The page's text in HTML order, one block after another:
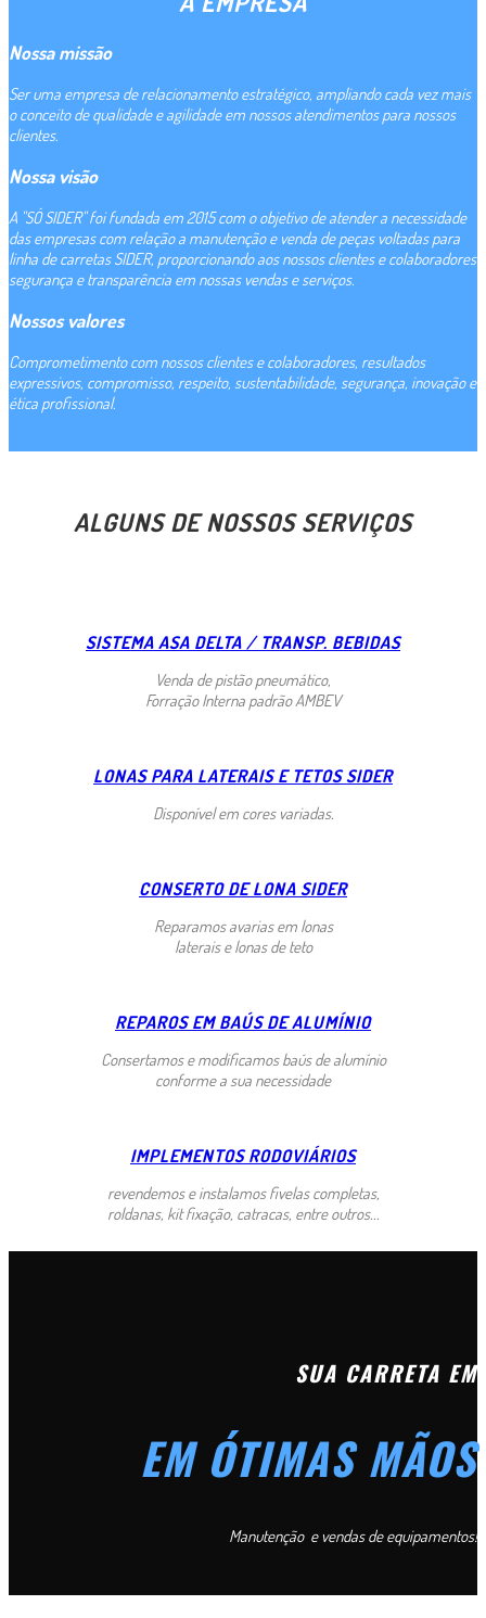
Nossa missão
Ser uma empresa de relacionamento estratégico, ampliando cada vez mais
o conceito de qualidade e agilidade em nossos atendimentos para nossos
clientes.
Nossa visão
A "SÓ SIDER" foi fundada em 2015 com o objetivo de atender a necessidade
das empresas com relação a manutenção e venda de peças voltadas para
linha de carretas SIDER, proporcionando aos nossos clientes e colaboradores
segurança e transparência em nossas vendas e serviços.
Nossos valores
Comprometimento com nossos clientes e colaboradores, resultados
expressivos, compromisso, respeito, sustentabilidade, segurança, inovação e
ética profissional.
ALGUNS DE NOSSOS SERVIÇOS
SISTEMA ASA DELTA / TRANSP. BEBIDAS
Venda de pistão pneumático,
Forração Interna padrão AMBEV
LONAS PARA LATERAIS E TETOS SIDER
Disponível em cores variadas.
CONSERTO DE LONA SIDER
Reparamos avarias em lonas
laterais e lonas de teto
REPAROS EM BAÚS DE ALUMÍNIO
Consertamos e modificamos baús de alumínio
conforme a sua necessidade
IMPLEMENTOS RODOVIÁRIOS
revendemos e instalamos fivelas completas,
roldanas, kit fixação, catracas, entre outros...
SUA CARRETA EM
EM ÓTIMAS MÃOS
Manutenção e vendas de equipamentos!